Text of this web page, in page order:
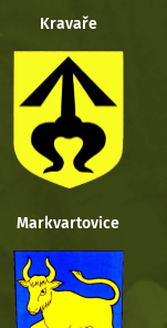
Kravaře
Markvartovice